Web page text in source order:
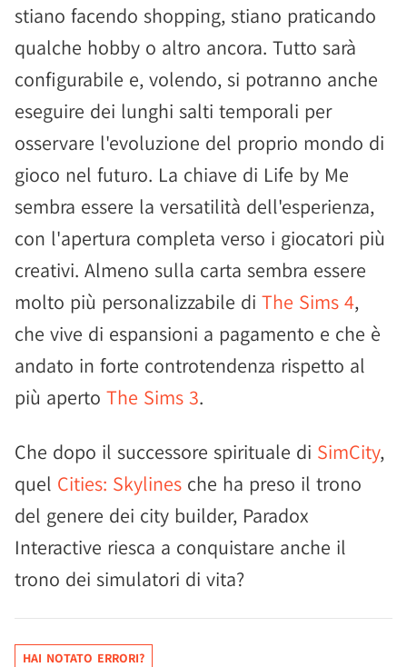
stiano facendo shopping, stiano praticando
qualche hobby o altro ancora. Tutto sarà
configurabile e, volendo, si potranno anche
eseguire dei lunghi salti temporali per
osservare l'evoluzione del proprio mondo di
gioco nel futuro. La chiave di Life by Me
sembra essere la versatilità dell'esperienza,
con l'apertura completa verso i giocatori più
creativi. Almeno sulla carta sembra essere
molto più personalizzabile di The Sims 4,
che vive di espansioni a pagamento e che è
andato in forte controtendenza rispetto al
più aperto The Sims 3.
Che dopo il successore spirituale di SimCity,
quel Cities: Skylines che ha preso il trono
del genere dei city builder, Paradox
Interactive riesca a conquistare anche il
trono dei simulatori di vita?
HAI NOTATO ERRORI?